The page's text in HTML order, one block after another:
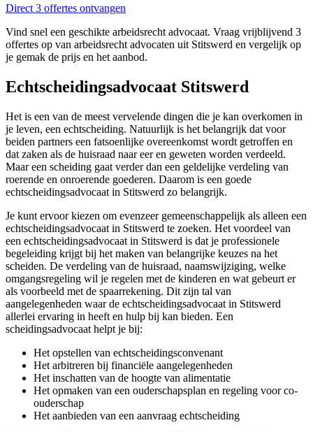
Direct 3 offertes ontvangen
Vind snel een geschikte arbeidsrecht advocaat. Vraag vrijblijvend 3
offertes op van arbeidsrecht advocaten uit Stitswerd en vergelijk op
je gemak de prijs en het aanbod.
Echtscheidingsadvocaat Stitswerd
Het is een van de meest vervelende dingen die je kan overkomen in
je leven, een echtscheiding. Natuurlijk is het belangrijk dat voor
beiden partners een fatsoenlijke overeenkomst wordt getroffen en
dat zaken als de huisraad naar eer en geweten worden verdeeld.
Maar een scheiding gaat verder dan een geldelijke verdeling van
roerende en onroerende goederen. Daarom is een goede
echtscheidingsadvocaat in Stitswerd zo belangrijk.
Je kunt ervoor kiezen om evenzeer gemeenschappelijk als alleen een
echtscheidingsadvocaat in Stitswerd te zoeken. Het voordeel van
een echtscheidingsadvocaat in Stitswerd is dat je professionele
begeleiding krijgt bij het maken van belangrijke keuzes na het
scheiden. De verdeling van de huisraad, naamswijziging, welke
omgangsregeling wil je regelen met de kinderen en wat gebeurt er
als voorbeeld met de spaarrekening. Dit zijn tal van
aangelegenheden waar de echtscheidingsadvocaat in Stitswerd
allerlei ervaring in heeft en hulp bij kan bieden. Een
scheidingsadvocaat helpt je bij:
Het opstellen van echtscheidingsconvenant
Het arbitreren bij financiële aangelegenheden
Het inschatten van de hoogte van alimentatie
Het opmaken van een ouderschapsplan en regeling voor co-
ouderschap
Het aanbieden van een aanvraag echtscheiding